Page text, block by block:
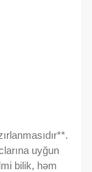
uyğun
bilik, həm